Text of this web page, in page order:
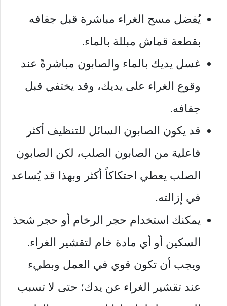
يُفضل مسح الغراء مباشرة قبل جفافه
بقطعة قماش مبللة بالماء.
غسل يديك بالماء والصابون مباشرةً عند
وقوع الغراء على يديك، وقد يختفي قبل
جفافه.
قد يكون الصابون السائل للتنظيف أكثر
فاعلية من الصابون الصلب، لكن الصابون
الصلب يعطي احتكاكاً أكثر وبهذا قد يُساعد
في إزالته.
يمكنك استخدام حجر الرخام أو حجر شحذ
السكين أو أي مادة خام لتقشير الغراء.
ويجب أن تكون قوي في العمل وبطيء
عند تقشير الغراء عن يدك؛ حتى لا تسبب